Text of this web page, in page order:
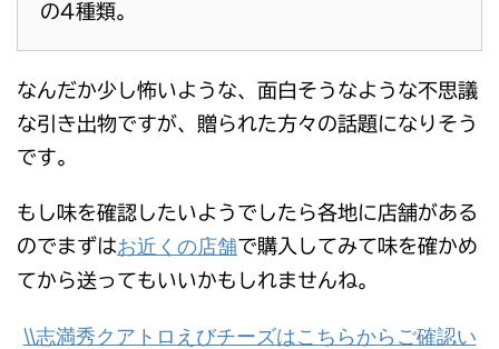
の4種類。
なんだか少し怖いような、面白そうなような不思議
な引き出物ですが、贈られた方々の話題になりそう
です。
もし味を確認したいようでしたら各地に店舗がある
のでまずはお近くの店舗で購入してみて味を確かめ
てから送ってもいいかもしれませんね。
\\志満秀クアトロえびチーズはこちらからご確認い